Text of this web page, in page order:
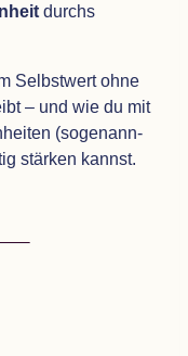
durchs
Selbst­wert ohne
– und wie du mit
(soge­nann­
stär­ken kannst.